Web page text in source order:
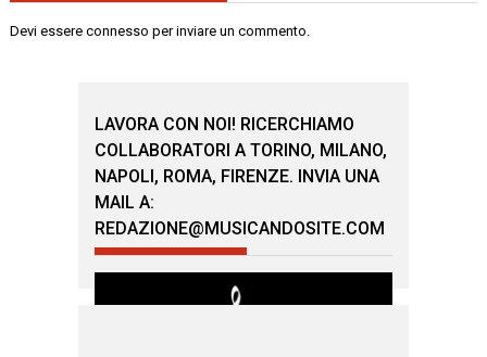
Devi essereconnesso per inviare un commento.
LAVORA CON NOI! RICERCHIAMO
COLLABORATORI A TORINO, MILANO,
NAPOLI, ROMA, FIRENZE. INVIA UNA
MAIL A:
REDAZIONE@MUSICANDOSITE.COM